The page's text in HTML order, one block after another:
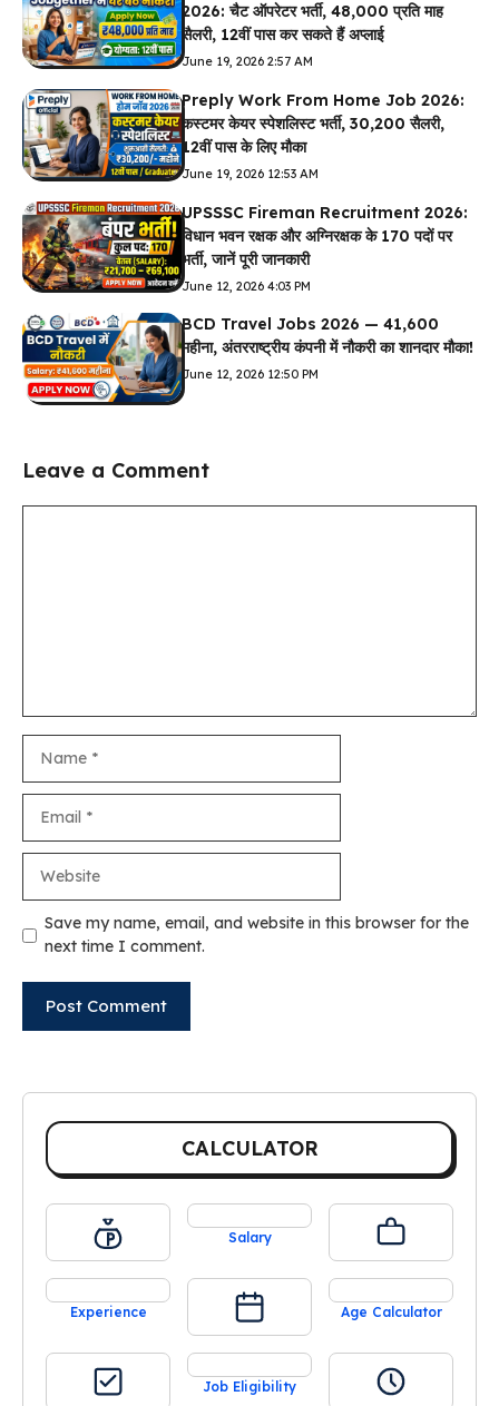
2026: चैट ऑपरेटर भर्ती, ₹48,000 प्रति माह
सैलरी, 12वीं पास कर सकते हैं अप्लाई
June 19, 2026 2:57 AM
Preply Work From Home Job 2026:
कस्टमर केयर स्पेशलिस्ट भर्ती, ₹30,200 सैलरी,
12वीं पास के लिए मौका
June 19, 2026 12:53 AM
UPSSSC Fireman Recruitment 2026:
विधान भवन रक्षक और अग्निरक्षक के 170 पदों पर
भर्ती, जानें पूरी जानकारी
June 12, 2026 4:03 PM
BCD Travel Jobs 2026 — ₹41,600
महीना, अंतरराष्ट्रीय कंपनी में नौकरी का शानदार मौका!
June 12, 2026 12:50 PM
Leave a Comment
Save my name, email, and website in this browser for the
next time I comment.
CALCULATOR
Salary
Experience Age Calculator
Job Eligibility